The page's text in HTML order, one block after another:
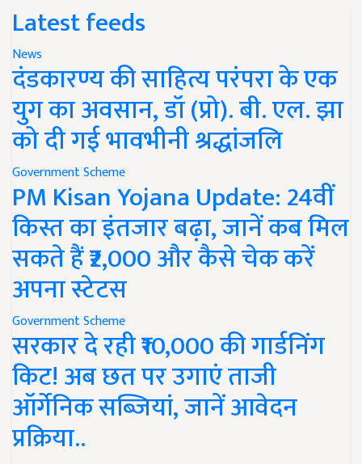
Latest feeds
News
दंडकारण्य की साहित्य परंपरा के एक
युग का अवसान, डॉ (प्रो). बी. एल. झा
को दी गई भावभीनी श्रद्धांजलि
Government Scheme
PM Kisan Yojana Update: 24वीं
किस्त का इंतजार बढ़ा, जानें कब मिल
सकते हैं ₹2,000 और कैसे चेक करें
अपना स्टेटस
Government Scheme
सरकार दे रही ₹10,000 की गार्डनिंग
किट! अब छत पर उगाएं ताजी
ऑर्गेनिक सब्जियां, जानें आवेदन
प्रक्रिया..